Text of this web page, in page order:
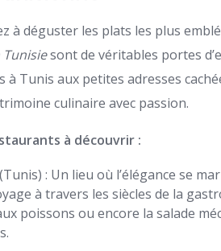
à déguster les plats les plus
sont de véritables portes
à Tunis aux petites adresses
culinaire avec passion.
à découvrir :
(Tunis) : Un lieu où l’élégance se
à travers les siècles de la
poissons ou encore la salade